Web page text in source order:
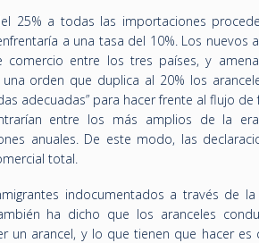
25% a todas las importaciones
a una tasa del 10%. Los nuevos
entre los tres países, y
orden que duplica al 20% los
adecuadas” para hacer frente al flujo de
entre los más amplios de la
anuales. De este modo, las
total.
indocumentados a través de la
ha dicho que los aranceles
un arancel, y lo que tienen que hacer es